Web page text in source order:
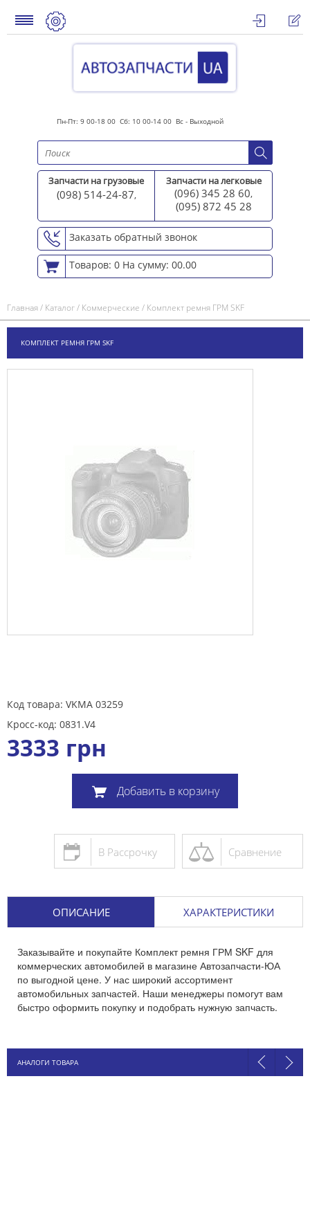
Пн-Пт: 9 00-18 00 Сб: 10 00-14 00 Вс - Выходной
Запчасти на грузовые
(098) 514-24-87,
Запчасти на легковые
(096) 345 28 60,
(095) 872 45 28
Заказать обратный звонок
Товаров: 0 На сумму: 00.00
Главная/ Каталог/ Коммерческие / Комплект ремня ГРМ SKF
КОМПЛЕКТ РЕМНЯ ГРМ SKF
Код товара: VKMA 03259
Кросс-код: 0831.V4
3333 грн
Добавить в корзину
Сравнение
В Рассрочку
ОПИСАНИЕ ХАРАКТЕРИСТИКИ
Заказывайте и покупайте Комплект ремня ГРМ SKF для
коммерческих автомобилей в магазине Автозапчасти-ЮА
по выгодной цене. У нас широкий ассортимент
автомобильных запчастей. Наши менеджеры помогут вам
быстро оформить покупку и подобрать нужную запчасть.
АНАЛОГИ ТОВАРА